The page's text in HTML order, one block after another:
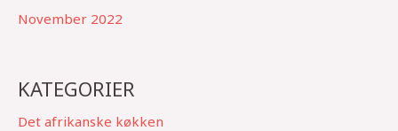
November 2022
KATEGORIER
Det afrikanske køkken